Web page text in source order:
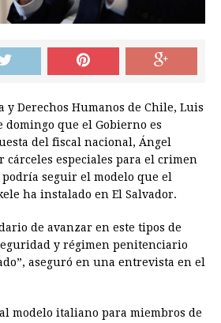
y Derechos Humanos de Chile, Luis
domingo que el Gobierno es
del fiscal nacional, Ángel
cárceles especiales para el crimen
seguir el modelo que el
ha instalado en El Salvador.
de avanzar en este tipos de
y régimen penitenciario
aseguró en una entrevista en el
modelo italiano para miembros de